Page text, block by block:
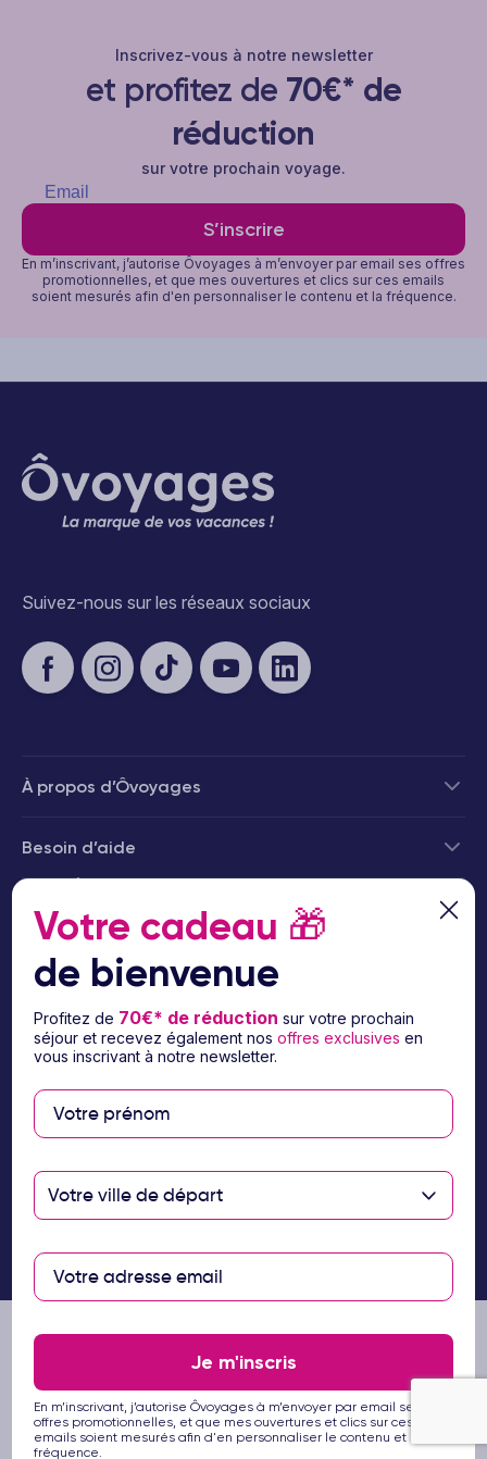
Inscrivez-vous à notre newsletter
et profitez de 70€* de
réduction
sur votre prochain voyage.
S’inscrire
En m’inscrivant, j’autorise Ôvoyages à m’envoyer par email ses offres
promotionnelles, et que mes ouvertures et clics sur ces emails
soient mesurés afin d'en personnaliser le contenu et la fréquence.
Suivez-nous sur les réseaux sociaux
À propos d’Ôvoyages
Besoin d’aide
Paiement sécurisé
fois par carte
notre partenaire
Floa
Les partenaires Ôvoyages
Votre cadeau 🎁
de bienvenue
Profitez de 70€* de réduction sur votre prochain
séjour et recevez également nosoffres exclusives en
vous inscrivant à notre newsletter.
Votre ville de départ
Je m'inscris
En m’inscrivant, j’autorise Ôvoyages à m’envoyer par email ses
offres promotionnelles, et que mes ouvertures et clics sur ces
emails soient mesurés afin d'en personnaliser le contenu et la
fréquence.